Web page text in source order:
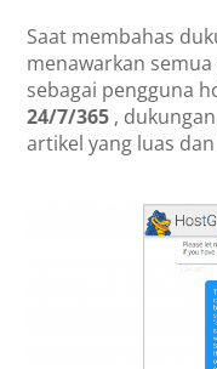
Saat membahas
menawarkan
sebagai pengguna
24/7/365 ,
artikel yang luas